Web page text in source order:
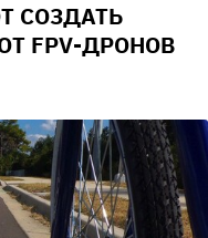
СОЗДАТЬ
FPV-ДРОНОВ